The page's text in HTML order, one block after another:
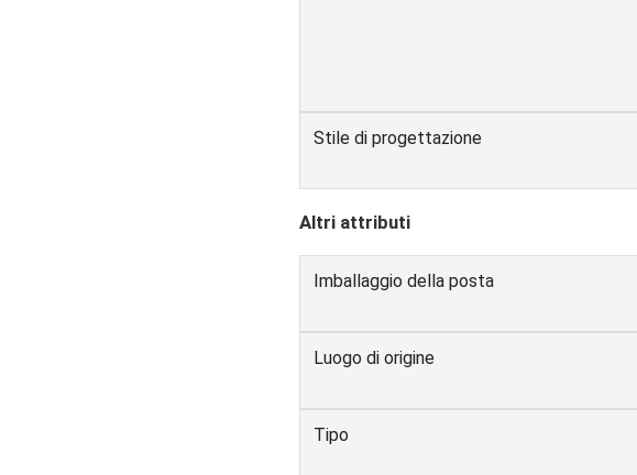
Stile di progettazione
Altri attributi
Imballaggio della posta
Luogo di origine
Tipo